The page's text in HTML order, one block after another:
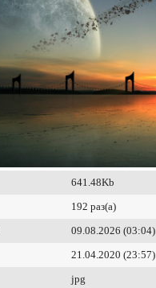
641.48Kb
192 раз(а)
09.08.2026 (03:04)
21.04.2020 (23:57)
jpg